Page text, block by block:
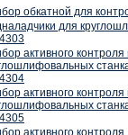
обкатной для
для
активного
активного
активного